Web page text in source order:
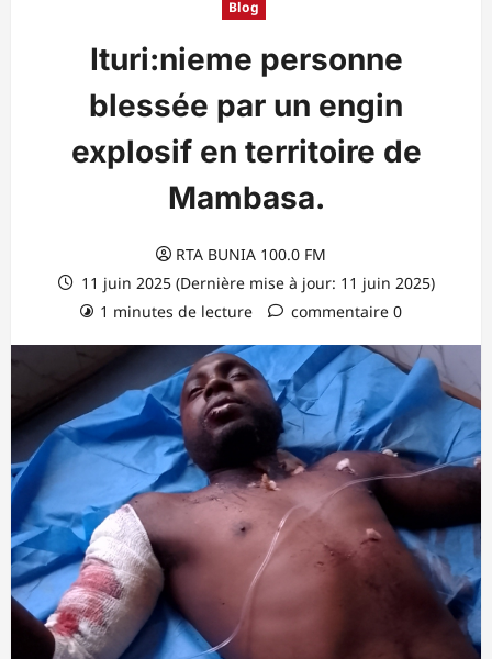
Blog
Ituri:nieme personne
blessée par un engin
explosif en territoire de
Mambasa.
RTA BUNIA 100.0 FM
11 juin 2025 (Dernière mise à jour: 11 juin 2025)
1 minutes de lecture
commentaire 0